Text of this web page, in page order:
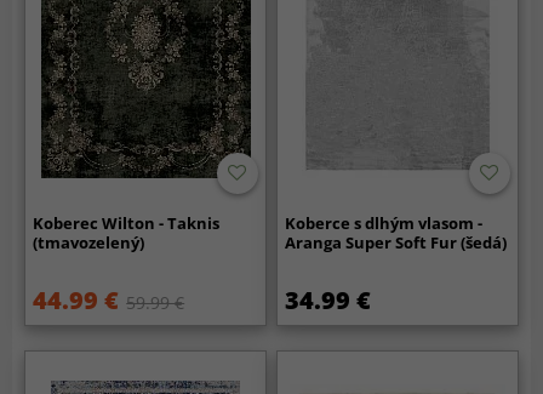
Koberec Wilton - Taknis
(tmavozelený)
44.99 € 59.99 €
Koberce s dlhým vlasom -
Aranga Super Soft Fur (šedá)
34.99 €